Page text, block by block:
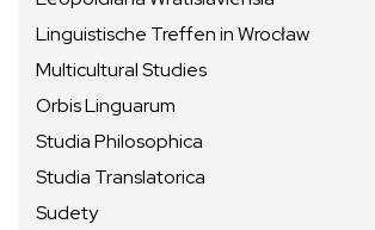
Linguistische Treffen in Wrocław
Multicultural Studies
Orbis Linguarum
Studia Philosophica
Studia Translatorica
Sudety